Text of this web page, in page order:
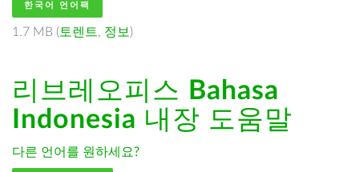
한국어 언어팩
1.7 MB ( 토렌트, 정보 )
리브레오피스 Bahasa
Indonesia 내장 도움말
다른 언어를 원하세요?